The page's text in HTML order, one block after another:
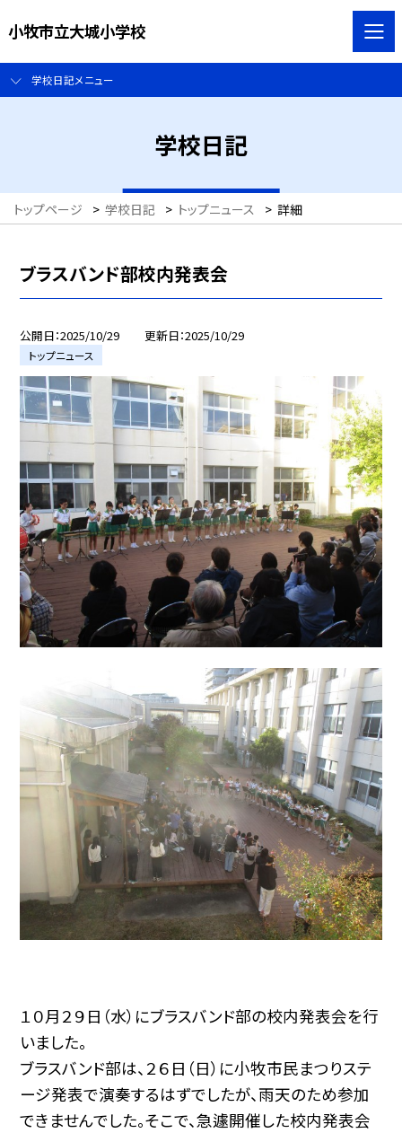
小牧市立大城小学校
学校日記メニュー
学校日記
トップページ > 学校日記 > トップニュース > 詳細
ブラスバンド部校内発表会
公開日 2025/10/29 更新日 2025/10/29
トップニュース
１０月２９日（水）にブラスバンド部の校内発表会を行
いました。
ブラスバンド部は、２６日（日）に小牧市民まつりステ
ージ発表で演奏するはずでしたが、雨天のため参加
できませんでした。そこで、急遽開催した校内発表会